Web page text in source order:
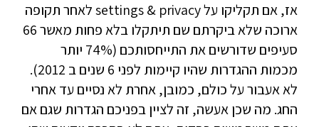
אז, אם תקליקו על settings & privacy לאחר תקופה
ארוכה שלא ביקרתם שם תיתקלו בלא פחות מאשר 66
סעיפים שדורשים את התייחסותכם (74% יותר
מכמות ההגדרות שהיו קיימות לפני 6 שנים ב 2012).
לא אעבור על כולם, כמובן, אחרת לא נסיים עד אחרי
החג. מה שכן אעשה, זה לציין בפניכם הגדרות שגם אם